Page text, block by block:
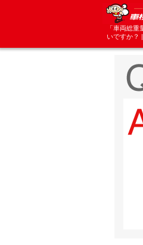
「車両総
いですか？